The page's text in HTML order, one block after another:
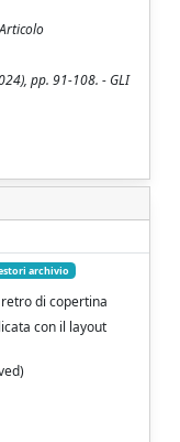
pp. 91-108. - GLI
archivio
di copertina
con il layout